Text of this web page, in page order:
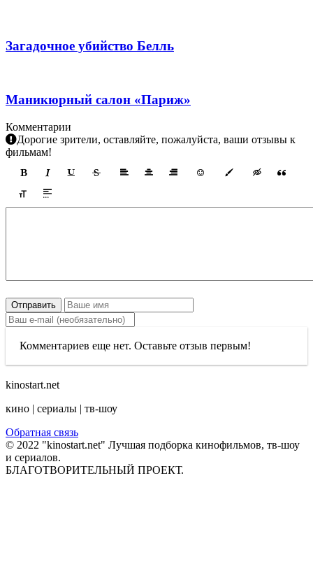
Загадочное убийство Белль
Маникюрный салон «Париж»
Комментарии
Дорогие зрители, оставляйте, пожалуйста, ваши отзывы к
фильмам!
Отправить
Комментариев еще нет. Оставьте отзыв первым!
kinostart.net
кино | сериалы | тв-шоу
Обратная связь
© 2022 "kinostart.net" Лучшая подборка кинофильмов, тв-шоу
и сериалов.
БЛАГОТВОРИТЕЛЬНЫЙ ПРОЕКТ.